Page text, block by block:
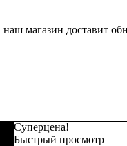
магазин доставит
Суперцена!
Быстрый просмотр